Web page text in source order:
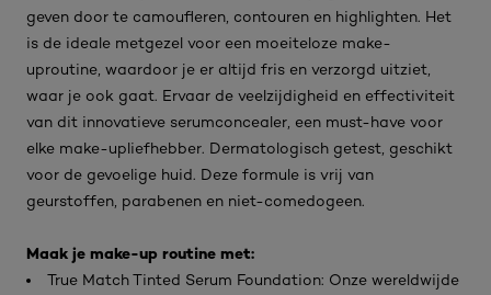
geven door te camoufleren, contouren en highlighten. Het
is de ideale metgezel voor een moeiteloze make-
uproutine, waardoor je er altijd fris en verzorgd uitziet,
waar je ook gaat. Ervaar de veelzijdigheid en effectiviteit
van dit innovatieve serumconcealer, een must-have voor
elke make-upliefhebber. Dermatologisch getest, geschikt
voor de gevoelige huid. Deze formule is vrij van
geurstoffen, parabenen en niet-comedogeen.
Maak je make-up routine met:
True Match Tinted Serum Foundation: Onze wereldwijde